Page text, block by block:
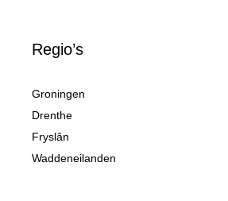
Regio’s
Groningen
Drenthe
Fryslân
Waddeneilanden